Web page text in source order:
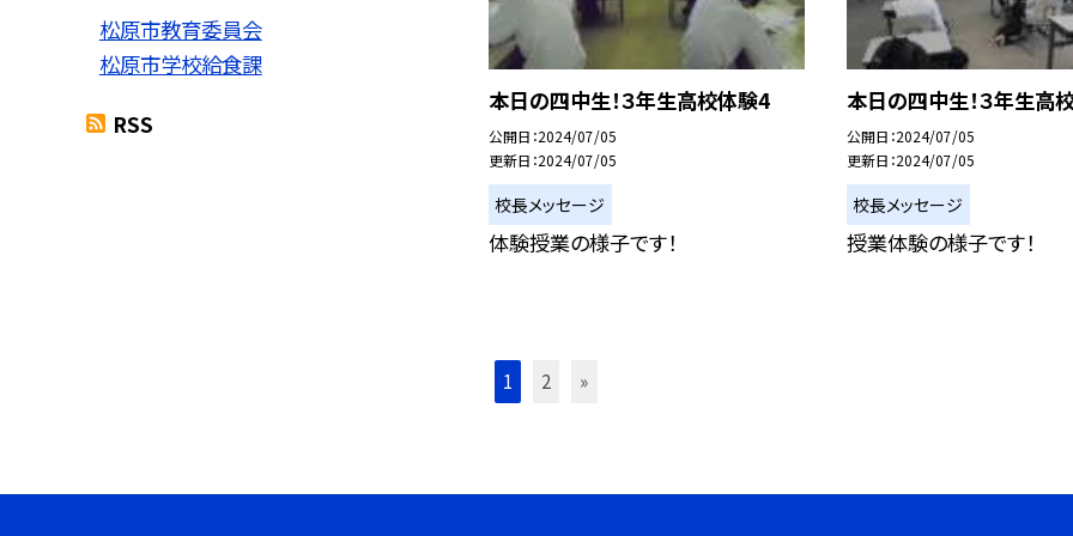
本日の四中生！３年生高校体験4
公開日 2024/07/05
更新日 2024/07/05
校長メッセージ
体験授業の様子です！
本日の四中生！３年生高
公開日 2024/07/05
更新日 2024/07/05
校長メッセージ
授業体験の様子です！
1 2 »
松原市教育委員会
松原市学校給食課
RSS